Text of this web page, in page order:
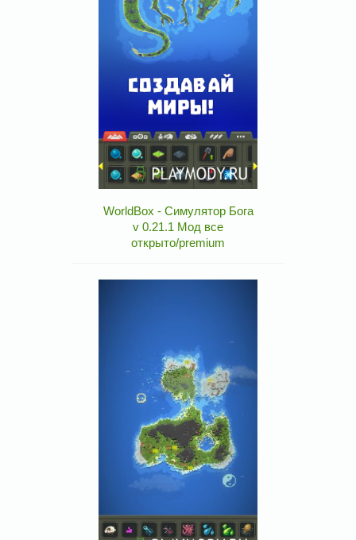
WorldBox - Симулятор Бога
v 0.21.1 Мод все
открыто/premium